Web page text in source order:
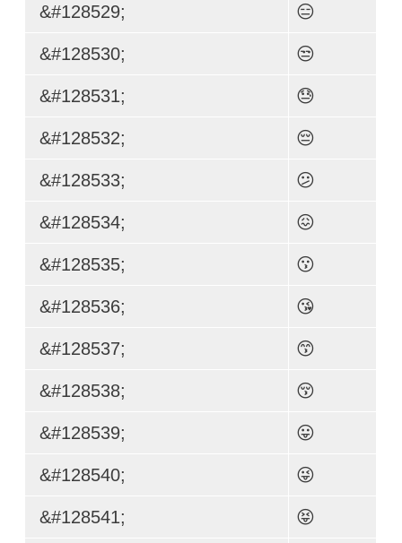
&#128529; 😑
&#128530; 😒
&#128531; 😓
&#128532; 😔
&#128533; 😕
&#128534; 😖
&#128535; 😗
&#128536; 😘
&#128537; 😙
&#128538; 😚
&#128539; 😛
&#128540; 😜
&#128541; 😝